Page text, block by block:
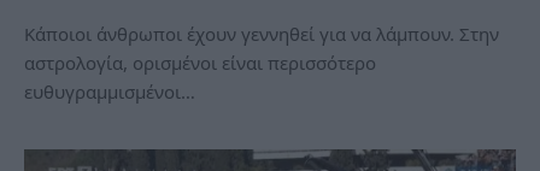
Κάποιοι άνθρωποι έχουν γεννηθεί για να λάμπουν. Στην
αστρολογία, ορισμένοι είναι περισσότερο
ευθυγραμμισμένοι…